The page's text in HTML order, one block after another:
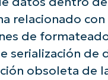
relacionado
de
serialización de
obsoleta de
Phone
País